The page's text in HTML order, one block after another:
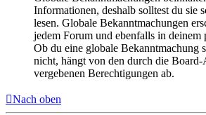
Informationen, deshalb solltest du sie
lesen. Globale Bekanntmachungen
jedem Forum und ebenfalls in deinem
Ob du eine globale Bekanntmachung
nicht, hängt von den durch die
vergebenen Berechtigungen ab.
Nach oben